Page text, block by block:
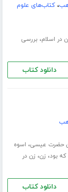
،کتاب‌های علوم
در اسلام،بررسی
دانلود کتاب
حضرت عیسی، اسوه
بود، زن، زن در
دانلود کتاب